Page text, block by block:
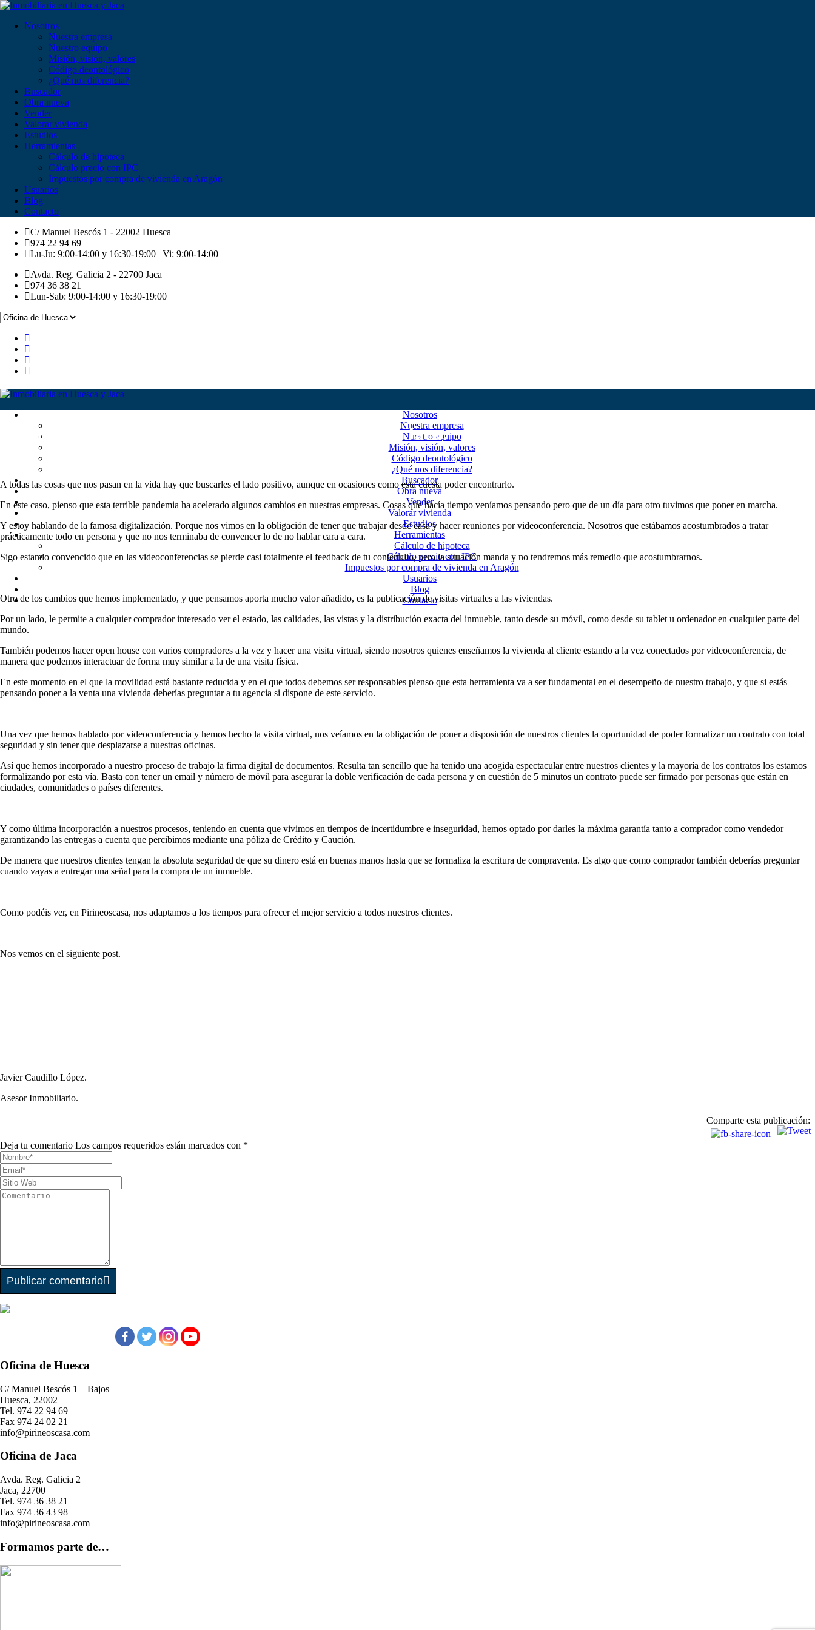
Nosotros
Nuestra empresa
Nuestro equipo
Misión, visión, valores
Código deontológico
¿Qué nos diferencia?
Buscador
Obra nueva
Vender
Valorar vivienda
Estudios
Herramientas
Cálculo de hipoteca
Cálculo precio con IPC
Impuestos por compra de vivienda en Aragón
Usuarios
Blog
Contacto
C/ Manuel Bescós 1 - 22002 Huesca
974 22 94 69
Lu-Ju: 9:00-14:00 y 16:30-19:00 | Vi: 9:00-14:00
Avda. Reg. Galicia 2 - 22700 Jaca
974 36 38 21
Lun-Sab: 9:00-14:00 y 16:30-19:00
Nosotros
Nuestra empresa
Nuestro equipo
Misión, visión, valores
Código deontológico
¿Qué nos diferencia?
Buscador
Obra nueva
Vender
Valorar vivienda
Estudios
Herramientas
Cálculo de hipoteca
Cálculo precio con IPC
Impuestos por compra de vivienda en Aragón
Usuarios
Blog
Contacto
Pirineoscasa, tu inmobiliaria digital en Huesca y Jaca.
A todas las cosas que nos pasan en la vida hay que buscarles el lado positivo, aunque en ocasiones como esta cuesta poder encontrarlo.
En este caso, pienso que esta terrible pandemia ha acelerado algunos cambios en nuestras empresas. Cosas que hacía tiempo veníamos pensando pero que de un día para otro tuvimos que poner en marcha.
Y estoy hablando de la famosa digitalización. Porque nos vimos en la obligación de tener que trabajar desde casa y hacer reuniones por videoconferencia. Nosotros que estábamos acostumbrados a tratar
prácticamente todo en persona y que no nos terminaba de convencer lo de no hablar cara a cara.
Sigo estando convencido que en las videoconferencias se pierde casi totalmente el feedback de tu contertulio, pero la situación manda y no tendremos más remedio que acostumbrarnos.
Otro de los cambios que hemos implementado, y que pensamos aporta mucho valor añadido, es la publicación de visitas virtuales a las viviendas.
Por un lado, le permite a cualquier comprador interesado ver el estado, las calidades, las vistas y la distribución exacta del inmueble, tanto desde su móvil, como desde su tablet u ordenador en cualquier parte del
mundo.
También podemos hacer open house con varios compradores a la vez y hacer una visita virtual, siendo nosotros quienes enseñamos la vivienda al cliente estando a la vez conectados por videoconferencia, de
manera que podemos interactuar de forma muy similar a la de una visita física.
En este momento en el que la movilidad está bastante reducida y en el que todos debemos ser responsables pienso que esta herramienta va a ser fundamental en el desempeño de nuestro trabajo, y que si estás
pensando poner a la venta una vivienda deberías preguntar a tu agencia si dispone de este servicio.
Una vez que hemos hablado por videoconferencia y hemos hecho la visita virtual, nos veíamos en la obligación de poner a disposición de nuestros clientes la oportunidad de poder formalizar un contrato con total
seguridad y sin tener que desplazarse a nuestras oficinas.
Así que hemos incorporado a nuestro proceso de trabajo la firma digital de documentos. Resulta tan sencillo que ha tenido una acogida espectacular entre nuestros clientes y la mayoría de los contratos los estamos
formalizando por esta vía. Basta con tener un email y número de móvil para asegurar la doble verificación de cada persona y en cuestión de 5 minutos un contrato puede ser firmado por personas que están en
ciudades, comunidades o países diferentes.
Y como última incorporación a nuestros procesos, teniendo en cuenta que vivimos en tiempos de incertidumbre e inseguridad, hemos optado por darles la máxima garantía tanto a comprador como vendedor
garantizando las entregas a cuenta que percibimos mediante una póliza de Crédito y Caución.
De manera que nuestros clientes tengan la absoluta seguridad de que su dinero está en buenas manos hasta que se formaliza la escritura de compraventa. Es algo que como comprador también deberías preguntar
cuando vayas a entregar una señal para la compra de un inmueble.
Como podéis ver, en Pirineoscasa, nos adaptamos a los tiempos para ofrecer el mejor servicio a todos nuestros clientes.
Nos vemos en el siguiente post.
Javier Caudillo López.
Asesor Inmobiliario.
Comparte esta publicación:
Deja tu comentario Los campos requeridos están marcados con *
Publicar comentario
Oficina de Huesca
C/ Manuel Bescós 1 – Bajos
Huesca, 22002
Tel. 974 22 94 69
Fax 974 24 02 21
info@pirineoscasa.com
Oficina de Jaca
Avda. Reg. Galicia 2
Jaca, 22700
Tel. 974 36 38 21
Fax 974 36 43 98
info@pirineoscasa.com
Formamos parte de…